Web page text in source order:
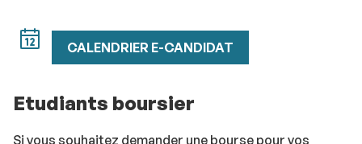
CALENDRIER E-CANDIDAT
Etudiants boursier
Si vous souhaitez demander une bourse pour vos